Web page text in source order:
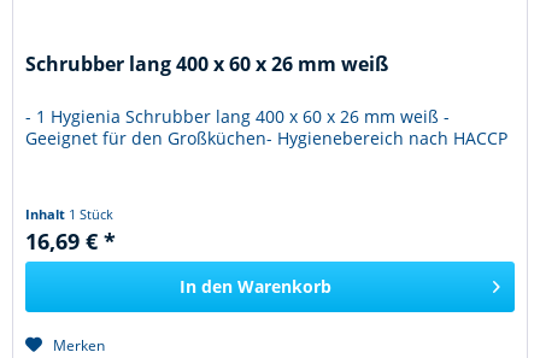
Schrubber lang 400 x 60 x 26 mm weiß
- 1 Hygienia Schrubber lang 400 x 60 x 26 mm weiß -
Geeignet für den Großküchen- Hygienebereich nach HACCP
Inhalt 1 Stück
16,69 € *
In den Warenkorb
Merken